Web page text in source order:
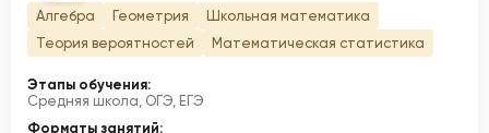
Алгебра Геометрия
Школьная математика
Теория вероятностей
Математическая статистика
Этапы обучения:
Средняя школа, ОГЭ, ЕГЭ
Форматы занятий: